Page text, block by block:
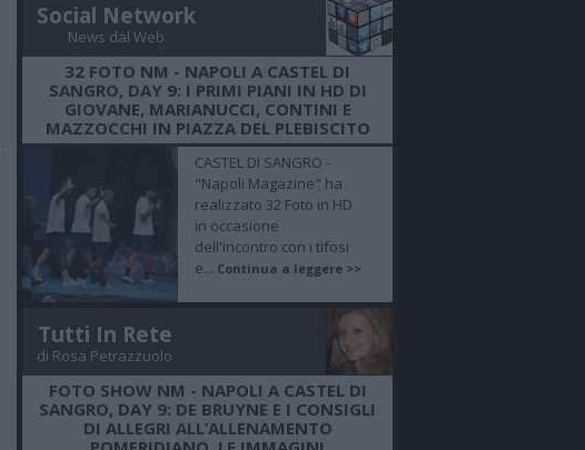
Social Network
News dal Web
32 FOTO NM - NAPOLI A CASTEL DI
SANGRO, DAY 9: I PRIMI PIANI IN HD DI
GIOVANE, MARIANUCCI, CONTINI E
MAZZOCCHI IN PIAZZA DEL PLEBISCITO
CASTEL DI SANGRO -
"Napoli Magazine" ha
realizzato 32 Foto in HD
in occasione
dell'incontro con i tifosi
e... Continua a leggere >>
Tutti In Rete
di Rosa Petrazzuolo
FOTO SHOW NM - NAPOLI A CASTEL DI
SANGRO, DAY 9: DE BRUYNE E I CONSIGLI
DI ALLEGRI ALL’ALLENAMENTO